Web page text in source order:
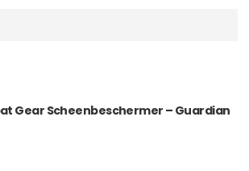
Gear Scheenbeschermer – Guardian